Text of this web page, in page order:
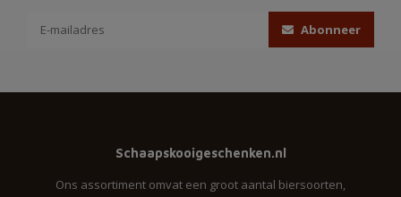
Abonneer
Schaapskooigeschenken.nl
Ons assortiment omvat een groot aantal biersoorten,